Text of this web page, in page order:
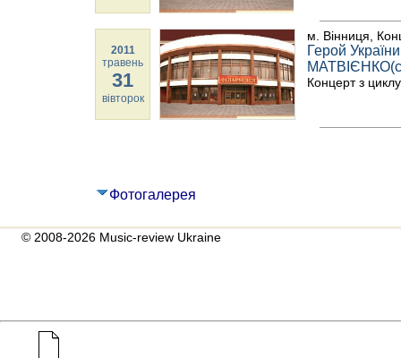
2011
травень
31
вівторок
м. Вінниця,
Герой
Концерт з
Фотогалерея
© 2008-2026 Music-review Ukraine